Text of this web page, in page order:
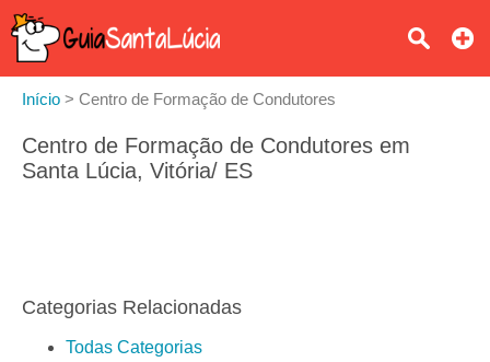
Início > Centro de Formação de Condutores
Centro de Formação de Condutores em
Santa Lúcia, Vitória/ ES
Categorias Relacionadas
Todas Categorias